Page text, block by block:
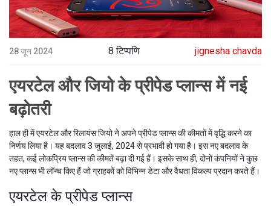
28 जून 2024 8 टिप्पणि jignesha chavda
एयरटेल और जियो के प्रीपेड प्लान्स में नई
बढ़ोतरी
हाल ही में एयरटेल और रिलायंस जियो ने अपने प्रीपेड प्लान्स की कीमतों में वृद्धि करने का
निर्णय लिया है। यह बदलाव 3 जुलाई, 2024 से प्रभावी हो गया है। इस नए बदलाव के
तहत, कई लोकप्रिय प्लान्स की कीमतें बढ़ा दी गई हैं। इसके साथ ही, दोनों कंपनियों ने कुछ
नए प्लान्स भी लॉन्च किए हैं जो ग्राहकों को विभिन्न डेटा और वैधता विकल्प प्रदान करते हैं।
एयरटेल के प्रीपेड प्लान्स